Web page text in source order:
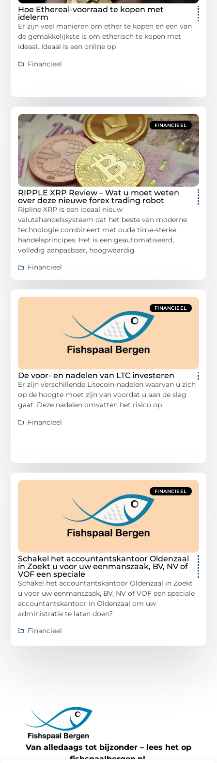
Hoe Ethereal-voorraad te kopen met
idelerm
Er zijn veel manieren om ether te kopen en een van
de gemakkelijkste is om etherisch te kopen met
ideaal. Ideaal is een online op
Financieel
FINANCIEEL
RIPPLE XRP Review – Wat u moet weten
over deze nieuwe forex trading robot
Ripline XRP is een ideaal nieuw
valutahandelssysteem dat het beste van moderne
technologie combineert met oude time-sterke
handelsprincipes. Het is een geautomatiseerd,
volledig aanpasbaar, hoogwaardig
Financieel
FINANCIEEL
De voor- en nadelen van LTC investeren
Er zijn verschillende Litecoin-nadelen waarvan u zich
op de hoogte moet zijn van voordat u aan de slag
gaat. Deze nadelen omvatten het risico op
Financieel
FINANCIEEL
Schakel het accountantskantoor Oldenzaal
in Zoekt u voor uw eenmanszaak, BV, NV of
VOF een speciale
Schakel het accountantskantoor Oldenzaal in Zoekt
u voor uw eenmanszaak, BV, NV of VOF een speciale
accountantskantoor in Oldenzaal om uw
administratie te laten doen?
Financieel
Van alledaags tot bijzonder – lees het op
fishspaalbergen.nl.